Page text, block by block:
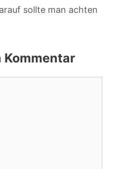
sollte man achten
Kommentar